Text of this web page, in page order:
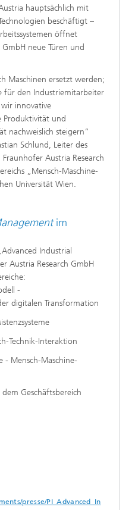
hauptsächlich mit
beschäftigt –
öffnet
neue Türen und
Maschinen ersetzt werden;
für den Industriemitarbeiter
innovative
Produktivität und
nachweislich steigern“
Schlund, Leiter des
Austria Research
„Mensch-Maschine-
Universität Wien.
im
Industrial
Austria Research GmbH
-
digitalen Transformation
Technik-Interaktion
- Mensch-Maschine-
Geschäftsbereich
presse/PI_Advanced_In